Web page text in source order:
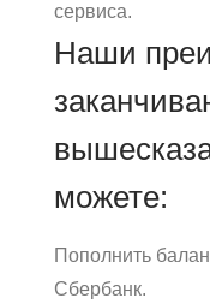
сервиса.
Наши
можете:
Пополнить
Сбербанк.